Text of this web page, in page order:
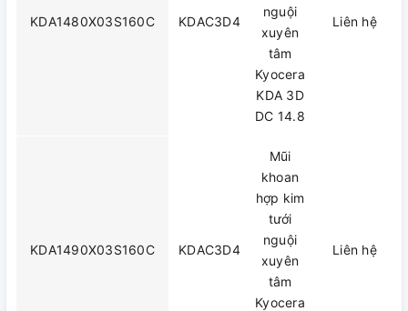
KDA1480X03S160C KDAC3D4
nguội
xuyên
tâm
Kyocera
KDA 3D
DC 14.8
Liên hệ
KDA1490X03S160C KDAC3D4
Mũi
khoan
hợp kim
tưới
nguội
xuyên
tâm
Kyocera
Liên hệ